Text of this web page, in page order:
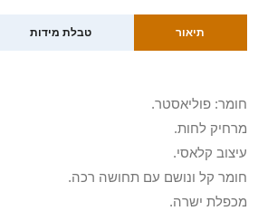
תיאור טבלת מידות
חומר: פוליאסטר.
מרחיק לחות.
עיצוב קלאסי.
חומר קל ונושם עם תחושה רכה.
מכפלת ישרה.